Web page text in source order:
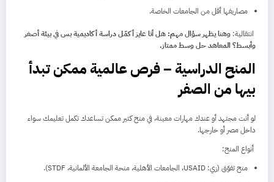
مصاريفها أقل من الجامعات الخاصة.
انتقالية: وهنا يظهر سؤال مهم: هل أنا عايز أكمّل دراسة أكاديمية بس في بيئة أصغر
وأبسط؟ المعاهد حل وسط ممتاز.
المنح الدراسية – فرص عالمية ممكن تبدأ
بيها من الصفر
لو أنت مجتهد أو عندك مهارات معينة، في منح كتير ممكن تساعدك تكمل تعليمك سواء
داخل مصر أو خارجها.
أنواع المنح:
منح تفوّق (زي: USAID، الجامعات الأهلية، منحة الجامعة الألمانية، STDF).